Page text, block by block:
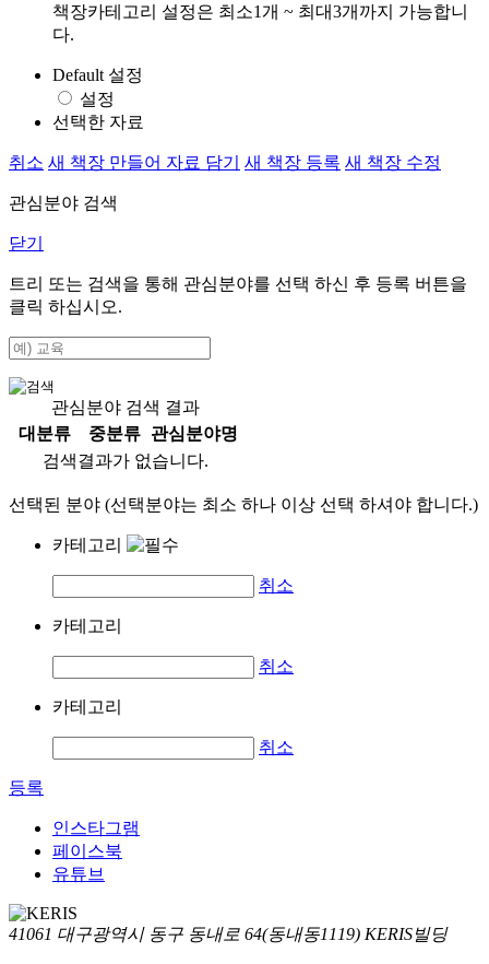
책장카테고리 설정은 최소1개 ~ 최대3개까지 가능합니
다.
Default 설정
설정
선택한 자료
취소 새 책장 만들어 자료 담기 새 책장 등록 새 책장 수정
관심분야 검색
닫기
트리 또는 검색을 통해 관심분야를 선택 하신 후 등록 버튼을
클릭 하십시오.
관심분야 검색 결과
대분류
중분류
관심분야명
검색결과가 없습니다.
선택된 분야 (선택분야는 최소 하나 이상 선택 하셔야 합니다.)
카테고리
취소
카테고리
취소
카테고리
취소
등록
인스타그램
페이스북
유튜브
41061 대구광역시 동구 동내로 64(동내동1119) KERIS빌딩